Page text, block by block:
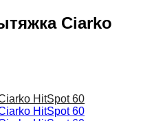
Ciarko